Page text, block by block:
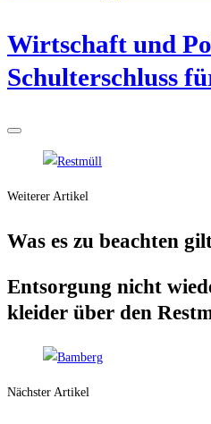
Wirt­schaft und
Schul­ter­schluss
Weiterer Artikel
Was es zu beach­ten
Ent­sor­gung nicht
klei­der über den
Nächster Artikel